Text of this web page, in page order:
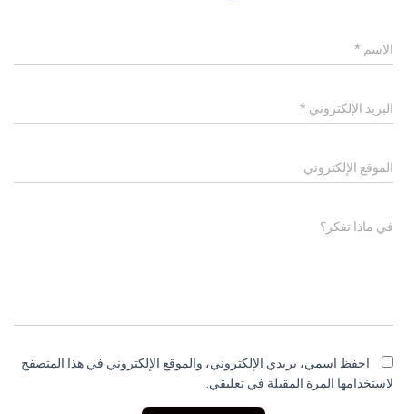
الاسم *
البريد الإلكتروني *
الموقع الإلكتروني
في ماذا تفكر؟
احفظ اسمي، بريدي الإلكتروني، والموقع الإلكتروني في هذا المتصفح
لاستخدامها المرة المقبلة في تعليقي.